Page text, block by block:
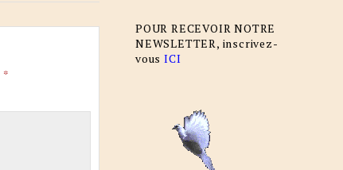
*
POUR RECEVOIR NOTRE
NEWSLETTER, inscrivez-
vous ICI